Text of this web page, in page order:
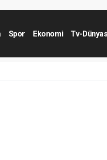
Spor Ekonomi Tv-